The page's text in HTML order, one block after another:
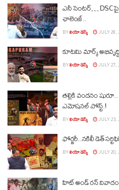
ఎనీ సెంటర్‌… DSCపై
ఛాలెంజ్..
BYలియో డెస్క్ JULY 28,
కూటమి
BYలియో డెస్క్ JULY 27,
తల్లికి వందనం
ఎమోషనల్ పోస్ట్‌.!
BYలియో డెస్క్ JULY 23,
ఫోర్జరీ..నకిలీ డెత్
BYలియో డెస్క్ JULY 20,
హిట్ అండ్ రన్